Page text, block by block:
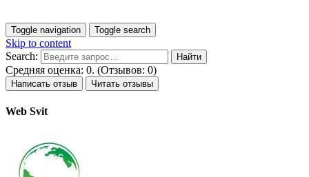
Toggle navigation Toggle search
Skip to content
Search:
Средняя оценка: 0. (Отзывов: 0)
Написать отзыв Читать отзывы
Web Svit